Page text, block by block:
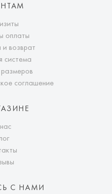
оплаты
возврат
система
соглашение
С НАМИ